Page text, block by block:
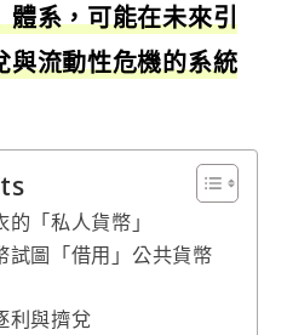
體系，可能在未來引
與流動性危機的系統
「私人貨幣」
試圖「借用」公共貨幣
利與擠兌